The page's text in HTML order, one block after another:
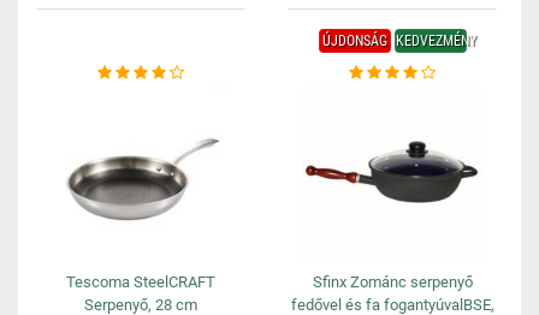
Tescoma SteelCRAFT
Serpenyő, 28 cm
ÚJDONSÁG KEDVEZMÉNY
Sfinx Zománc serpenyő
fedővel és fa fogantyúvalBSE,